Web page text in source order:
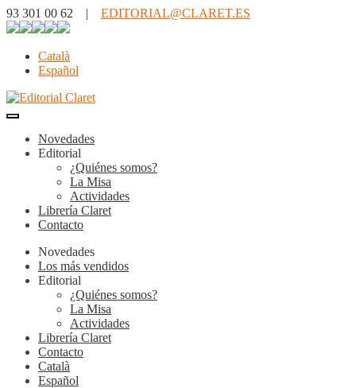
93 301 00 62 | EDITORIAL@CLARET.ES
Català
Español
Novedades
Editorial
¿Quiénes somos?
La Misa
Actividades
Librería Claret
Contacto
Novedades
Los más vendidos
Editorial
¿Quiénes somos?
La Misa
Actividades
Librería Claret
Contacto
Català
Español